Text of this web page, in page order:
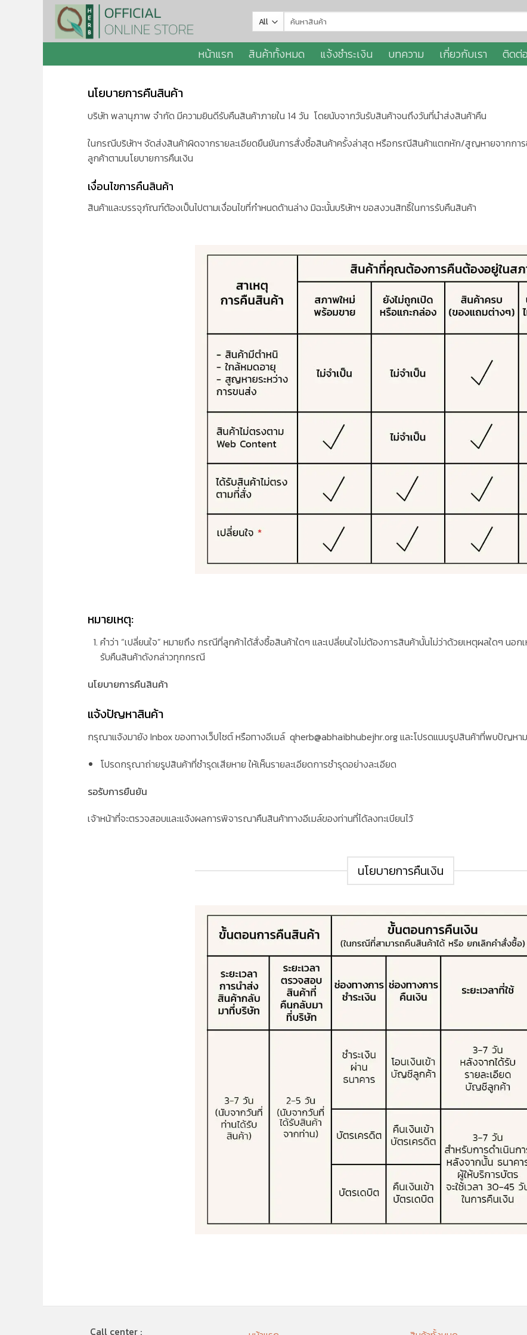
Skip
content
Search
for:
หน้าแรก สินค้าทั้งหมด แจ้งชำระเงิน บทความ เกี่ยวกับเรา ติดต่
นโยบายการคืนสินค้า
บริษัท พลานุภาพ จำกัด มีความยินดีรับคืนสินค้าภายใน 14 วัน โดยนับจากวันรับสินค้าจนถึงวันที่นำส่งสินค้าคืน
ในกรณีบริษัทฯ จัดส่งสินค้าผิดจากรายละเอียดยืนยันการสั่งซื้อสินค้าครั้งล่าสุด หรือกรณีสินค้าแตกหัก/สูญหายจากการ
ลูกค้าตามนโยบายการคืนเงิน
เงื่อนไขการคืนสินค้า
สินค้าและบรรจุภัณฑ์ต้องเป็นไปตามเงื่อนไขที่กำหนดด้านล่าง มิฉะนั้นบริษัทฯ ขอสงวนสิทธิ์ในการรับคืนสินค้า
หมายเหตุ:
คำว่า “เปลี่ยนใจ” หมายถึง กรณีที่ลูกค้าได้สั่งซื้อสินค้าใดๆ และเปลี่ยนใจไม่ต้องการสินค้านั้นไม่ว่าด้วยเหตุผลใดๆ นอ
รับคืนสินค้าดังกล่าวทุกกรณี
นโยบายการคืนสินค้า
แจ้งปัญหาสินค้า
กรุณาแจ้งมายัง Inbox ของทางเว็ปไซต์ หรือทางอีเมล์ qherb@abhaibhubejhr.org และโปรดแนบรูปสินค้าที่พบปัญหา
โปรดกรุณาถ่ายรูปสินค้าที่ชำรุดเสียหาย ให้เห็นรายละเอียดการชำรุดอย่างละเอียด
รอรับการยืนยัน
เจ้าหน้าที่จะตรวจสอบและแจ้งผลการพิจารณาคืนสินค้าทางอีเมล์ของท่านที่ได้ลงทะเบียนไว้
นโยบายการคืนเงิน
Call center :